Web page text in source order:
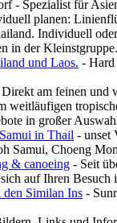
- Spezialist für
planen:
Individuell
in der Kleinstgruppe.
und Laos. - Hard
am feinen und
weitläufigen
in großer
in Thail - unset
Samui, Choeng
& canoeing - Seit
auf Ihren
den Similan Ins -